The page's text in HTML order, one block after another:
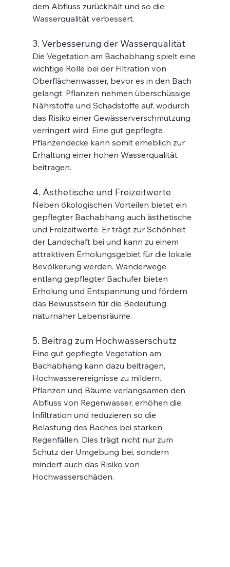
dem Abfluss zurückhält und so die
Wasserqualität verbessert.
3. Verbesserung der Wasserqualität
Die Vegetation am Bachabhang spielt eine
wichtige Rolle bei der Filtration von
Oberflächenwasser, bevor es in den Bach
gelangt. Pflanzen nehmen überschüssige
Nährstoffe und Schadstoffe auf, wodurch
das Risiko einer Gewässerverschmutzung
verringert wird. Eine gut gepflegte
Pflanzendecke kann somit erheblich zur
Erhaltung einer hohen Wasserqualität
beitragen.
4. Ästhetische und Freizeitwerte
Neben ökologischen Vorteilen bietet ein
gepflegter Bachabhang auch ästhetische
und Freizeitwerte. Er trägt zur Schönheit
der Landschaft bei und kann zu einem
attraktiven Erholungsgebiet für die lokale
Bevölkerung werden. Wanderwege
entlang gepflegter Bachufer bieten
Erholung und Entspannung und fördern
das Bewusstsein für die Bedeutung
naturnaher Lebensräume.
5. Beitrag zum Hochwasserschutz
Eine gut gepflegte Vegetation am
Bachabhang kann dazu beitragen,
Hochwasserereignisse zu mildern.
Pflanzen und Bäume verlangsamen den
Abfluss von Regenwasser, erhöhen die
Infiltration und reduzieren so die
Belastung des Baches bei starken
Regenfällen. Dies trägt nicht nur zum
Schutz der Umgebung bei, sondern
mindert auch das Risiko von
Hochwasserschäden.